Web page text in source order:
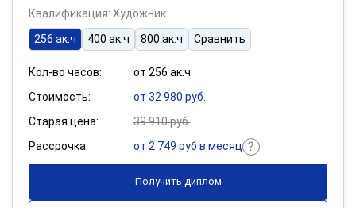
Квалификация: Художник
256 ак.ч
400 ак.ч 800 ак.ч Сравнить
Кол-во часов:
от 256 ак.ч
Стоимость:
от 32 980 руб.
Старая цена:
39 910 руб.
Рассрочка:
от 2 749 руб в месяц
Получить диплом